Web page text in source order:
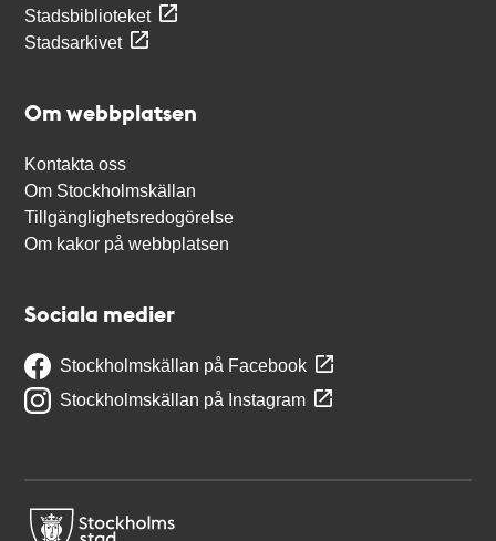
Stadsbiblioteket
Stadsarkivet
Om webbplatsen
Kontakta oss
Om Stockholmskällan
Tillgänglighetsredogörelse
Om kakor på webbplatsen
Sociala medier
Stockholmskällan på Facebook
Stockholmskällan på Instagram